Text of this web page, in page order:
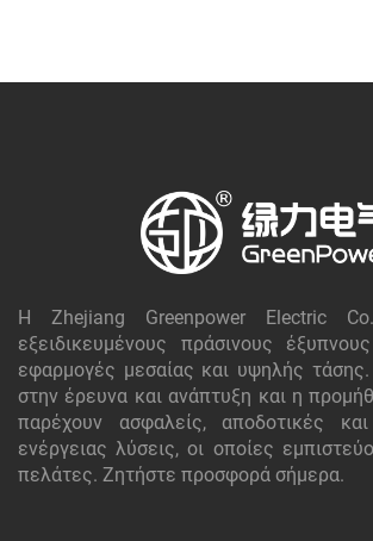
Η Zhejiang Greenpower Electric
εξειδικευμένους πράσινους
εφαρμογές μεσαίας και υψηλής
στην έρευνα και ανάπτυξη και η
παρέχουν ασφαλείς, αποδοτικές και
ενέργειας λύσεις, οι οποίες
πελάτες. Ζητήστε προσφορά σήμερα.